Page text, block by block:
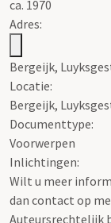
Beschrijving:
Luyksgestel
Datering
ca. 1970
Adres:
Bergeijk,
Locatie:
Bergeijk,